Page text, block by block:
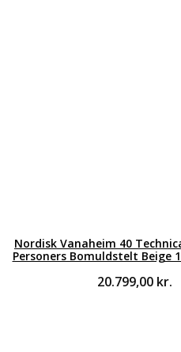
Nordisk Vanaheim 40
Personers Bomuldstelt Beige
20.799,00 kr.